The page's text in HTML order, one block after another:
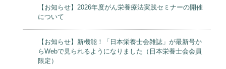
【お知らせ】2026年度がん栄養療法実践セミナーの開催
について
【お知らせ】新機能！「日本栄養士会雑誌」が最新号か
らWebで見られるようになりました（日本栄養士会会員
限定）